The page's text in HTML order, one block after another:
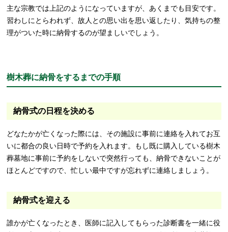
主な宗教では上記のようになっていますが、あくまでも目安です。
習わしにとらわれず、故人との思い出を思い返したり、気持ちの整
理がついた時に納骨するのが望ましいでしょう。
樹木葬に納骨をするまでの手順
納骨式の日程を決める
どなたかが亡くなった際には、その施設に事前に連絡を入れてお互
いに都合の良い日時で予約を入れます。もし既に購入している樹木
葬墓地に事前に予約をしないで突然行っても、納骨できないことが
ほとんどですので、忙しい最中ですが忘れずに連絡しましょう。
納骨式を迎える
誰かが亡くなったとき、医師に記入してもらった診断書を一緒に役